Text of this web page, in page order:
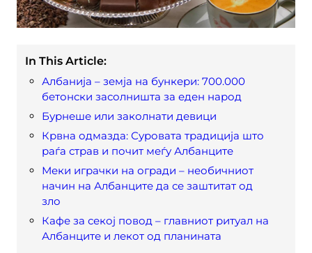
In This Article:
Албанија – земја на бункери: 700.000
бетонски засолништа за еден народ
Бурнеше или заколнати девици
Крвна одмазда: Суровата традиција што
раѓа страв и почит меѓу Албанците
Меки играчки на огради – необичниот
начин на Албанците да се заштитат од
зло
Кафе за секој повод – главниот ритуал на
Албанците и лекот од планината